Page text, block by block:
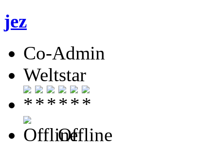
jez
Co-Admin
Weltstar
Offline